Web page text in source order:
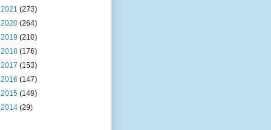
2021 (273)
2020 (264)
2019 (210)
2018 (176)
2017 (153)
2016 (147)
2015 (149)
2014 (29)